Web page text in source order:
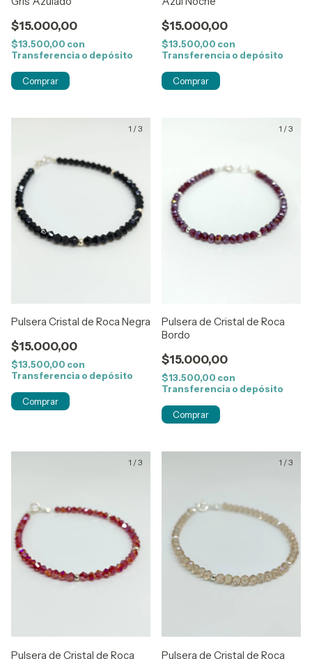
$15.000,00
$13.500,00 con
Transferencia o depósito
$15.000,00
$13.500,00 con
Transferencia o depósito
1 /3
Pulsera Cristal de Roca Negra
$15.000,00
$13.500,00 con
Transferencia o depósito
1 /3
Pulsera de Cristal de Roca
Bordo
$15.000,00
$13.500,00 con
Transferencia o depósito
1 /3
Pulsera de Cristal de Roca
1 /3
Pulsera de Cristal de Roca